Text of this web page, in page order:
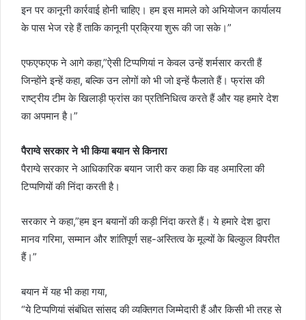
इन पर कानूनी कार्रवाई होनी चाहिए। हम इस मामले को अभियोजन कार्यालय
के पास भेज रहे हैं ताकि कानूनी प्रक्रिया शुरू की जा सके।”
एफएफएफ ने आगे कहा,”ऐसी टिप्पणियां न केवल उन्हें शर्मसार करती हैं
जिन्होंने इन्हें कहा, बल्कि उन लोगों को भी जो इन्हें फैलाते हैं। फ्रांस की
राष्ट्रीय टीम के खिलाड़ी फ्रांस का प्रतिनिधित्व करते हैं और यह हमारे देश
का अपमान है।”
पैराग्वे सरकार ने भी किया बयान से किनारा
पैराग्वे सरकार ने आधिकारिक बयान जारी कर कहा कि वह अमारिला की
टिप्पणियों की निंदा करती है।
सरकार ने कहा,”हम इन बयानों की कड़ी निंदा करते हैं। ये हमारे देश द्वारा
मानव गरिमा, सम्मान और शांतिपूर्ण सह-अस्तित्व के मूल्यों के बिल्कुल विपरीत
हैं।”
बयान में यह भी कहा गया,
“ये टिप्पणियां संबंधित सांसद की व्यक्तिगत जिम्मेदारी हैं और किसी भी तरह से